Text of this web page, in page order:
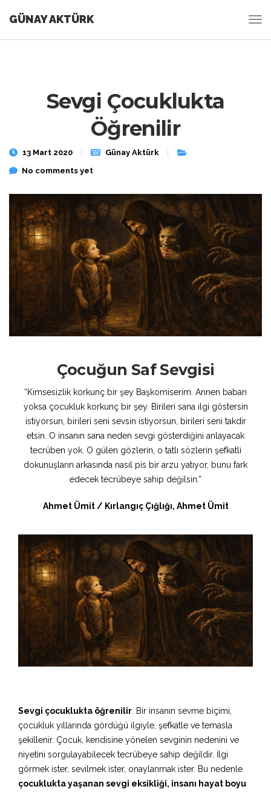
GÜNAY AKTÜRK
Sevgi Çocuklukta
Öğrenilir
13 Mart 2020
Günay Aktürk
No comments yet
Çocuğun Saf Sevgisi
“Kimsesizlik korkunç bir şey Başkomiserim. Annen baban
yoksa çocukluk korkunç bir şey. Birileri sana ilgi göstersin
istiyorsun, birileri seni sevsin istiyorsun, birileri seni takdir
etsin. O insanın sana neden sevgi gösterdiğini anlayacak
tecrüben yok. O gülen gözlerin, o tatlı sözlerin şefkatli
dokunuşların arkasında nasıl pis bir arzu yatıyor, bunu fark
edecek tecrübeye sahip değilsin.”
Ahmet Ümit / Kırlangıç Çığlığı, Ahmet Ümit
Sevgi çocuklukta öğrenilir. Bir insanın sevme biçimi,
çocukluk yıllarında gördüğü ilgiyle, şefkatle ve temasla
şekillenir. Çocuk, kendisine yönelen sevginin nedenini ve
niyetini sorgulayabilecek tecrübeye sahip değildir. İlgi
görmek ister, sevilmek ister, onaylanmak ister. Bu nedenle
çocuklukta yaşanan sevgi eksikliği, insanı hayat boyu